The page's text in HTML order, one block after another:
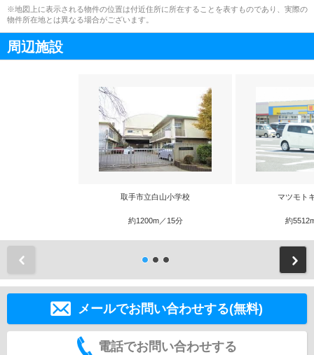
※地図上に表示される物件の位置は付近住所に所在することを表すものであり、実際の
物件所在地とは異なる場合がございます。
周辺施設
取手市立白山小学校
約1200m／15分
マツモト
約
メールでお問い合わせする(無料)
電話でお問い合わせする